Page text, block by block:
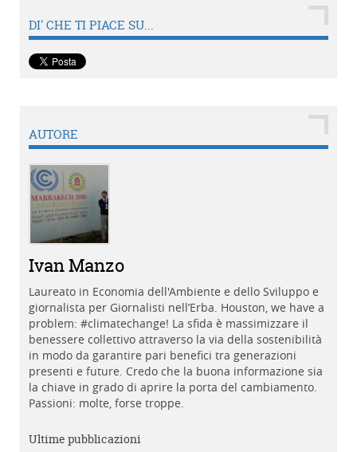
DI' CHE TI PIACE SU...
AUTORE
Ivan Manzo
Laureato in Economia dell'Ambiente e dello Sviluppo e
giornalista per Giornalisti nell’Erba. Houston, we have a
problem: #climatechange! La sfida è massimizzare il
benessere collettivo attraverso la via della sostenibilità
in modo da garantire pari benefici tra generazioni
presenti e future. Credo che la buona informazione sia
la chiave in grado di aprire la porta del cambiamento.
Passioni: molte, forse troppe.
Ultime pubblicazioni